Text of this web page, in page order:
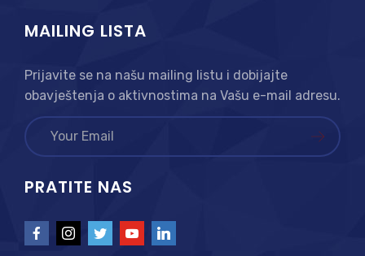
MAILING LISTA
Prijavite se na našu mailing listu i dobijajte
obavještenja o aktivnostima na Vašu e-mail adresu.
PRATITE NAS